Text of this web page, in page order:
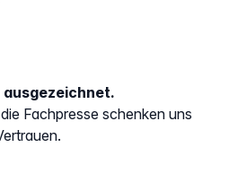
ausgezeichnet.
Fachpresse schenken uns